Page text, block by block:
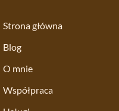
Strona główna
Blog
O mnie
Współpraca